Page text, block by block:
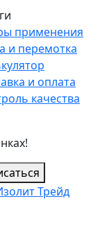
применения
и перемотка
и оплата
качества
Трейд